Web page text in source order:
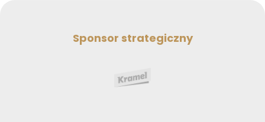
Sponsor strategiczny